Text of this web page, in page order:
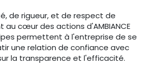
de rigueur, et de respect de
au cœur des actions d'AMBIANCE
permettent à l'entreprise de se
une relation de confiance avec
la transparence et l'efficacité.